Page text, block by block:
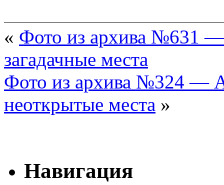
« Фото из архива №631
загадачные места
Фото из архива №324 —
неоткрытые места »
Навигация